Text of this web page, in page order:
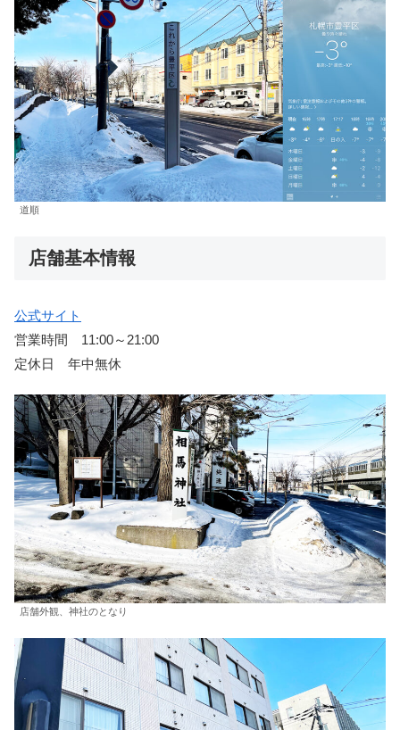
道順
店舗基本情報
公式サイト
営業時間 11:00～21:00
定休日 年中無休
店舗外観、神社のとなり